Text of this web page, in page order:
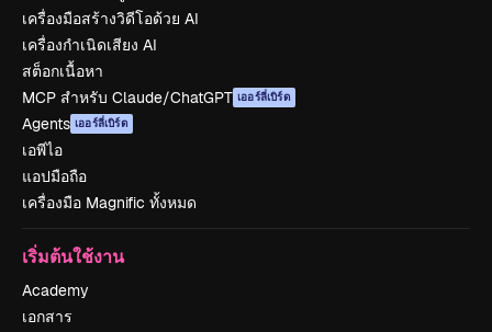
เครื่องมือสร้างวิดีโอด้วย AI
เครื่องกำเนิดเสียง AI
สต็อกเนื้อหา
MCP สำหรับ Claude/ChatGPT เออร์ลี่เบิร์ด
Agents เออร์ลี่เบิร์ด
เอพีไอ
แอปมือถือ
เครื่องมือ Magnific ทั้งหมด
เริ่มต้นใช้งาน
Academy
เอกสาร